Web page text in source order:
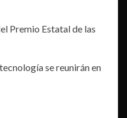
Premio Estatal de las
se reunirán en